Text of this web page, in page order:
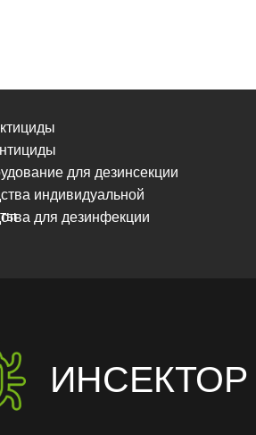
ИНСЕКТОР
для дезинфекции
индивидуальной
для дезинсекции